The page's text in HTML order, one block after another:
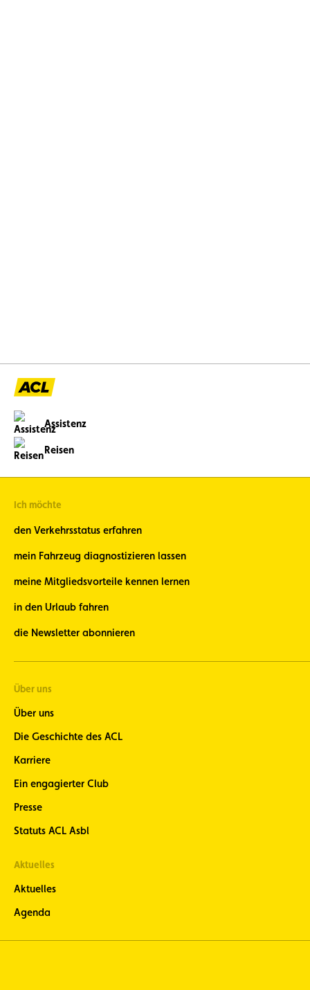
Assistenz
Reisen
Ich möchte
den Verkehrsstatus erfahren
mein Fahrzeug diagnostizieren lassen
meine Mitgliedsvorteile kennen lernen
in den Urlaub fahren
die Newsletter abonnieren
Über uns
Über uns
Die Geschichte des ACL
Karriere
Ein engagierter Club
Presse
Statuts ACL Asbl
Aktuelles
Aktuelles
Agenda